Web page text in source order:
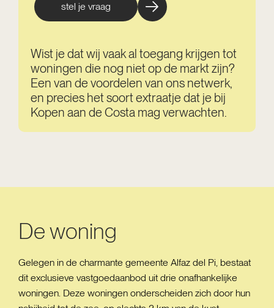
stel je vraag
Wist je dat wij vaak al toegang krijgen tot
woningen die nog niet op de markt zijn?
Een van de voordelen van ons netwerk,
en precies het soort extraatje dat je bij
Kopen aan de Costa mag verwachten.
De woning
Gelegen in de charmante gemeente Alfaz del Pi, bestaat
dit exclusieve vastgoedaanbod uit drie onafhankelijke
woningen. Deze woningen onderscheiden zich door hun